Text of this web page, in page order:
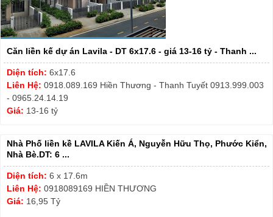
Căn liền kế dự án Lavila - DT 6x17.6 - giá 13-16 tỷ - Thanh ...
Diện tích: 6x17.6
Liên Hệ: 0918.089.169 Hiền Thương - Thanh Tuyết 0913.999.003
- 0965.24.14.19
Giá: 13-16 tỷ
Nhà Phố liền kề LAVILA Kiến Á, Nguyễn Hữu Thọ, Phước Kiển,
Nhà Bè.DT: 6 ...
Diện tích: 6 x 17.6m
Liên Hệ: 0918089169 HIỀN THƯƠNG
Giá: 16,95 Tỷ